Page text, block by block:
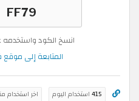
انسخ الكود واستخدمه
المتابعة إلى
415 استخدام اليوم اخر استخدام